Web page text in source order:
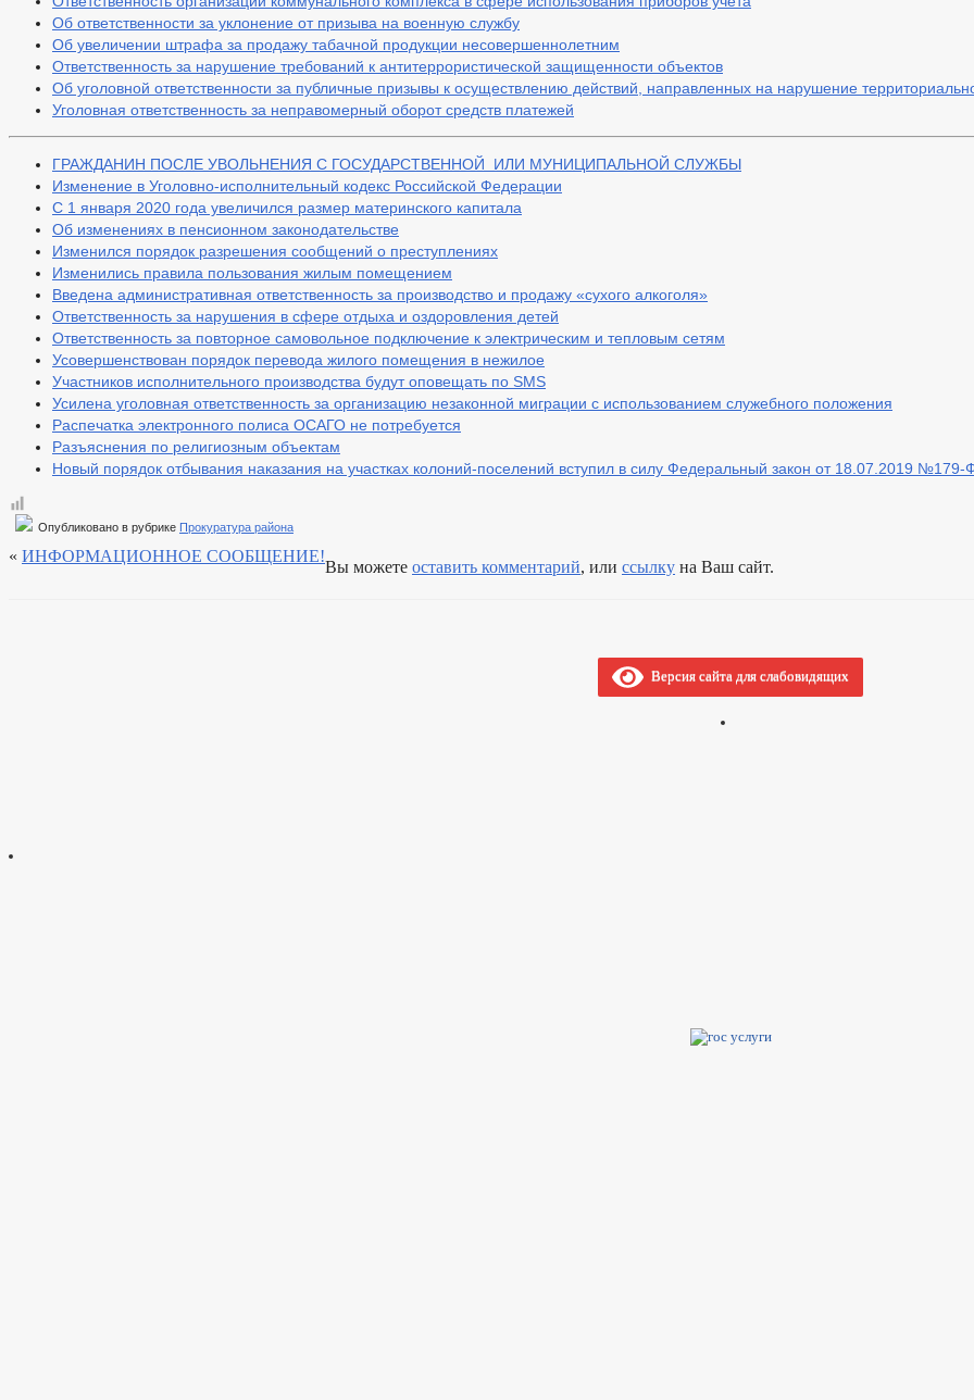
ОТЧЕТ ОБ ИСПОЛНЕНИИ БЮДЖЕТА
_
МУНИЦИПАЛЬНЫЕ УСЛУГИ
МУНИЦИПАЛЬНЫЕ УСЛУГИ НОРМАТИВНО-ПРАВОВЫЕ АКТЫ
ЕДИНЫЙ ПОРТАЛ ГОСУДАРСТВЕННЫХ И МУНИЦИПАЛЬНЫХ УСЛУГ
ПРИЕМ ГРАЖДАН
ОБРАЩЕНИЕ К ГЛАВЕ ИНТЕРНЕТ ПРИЕМНАЯ ГРАФИК ПРИЕМА ГРАЖДАН
ОБЗОРЫ ОБРАЩЕНИЙ
ФОРМА ОБРАЩЕНИЙ И ЗАЯВЛЕНИЙ
ПОРЯДОК РАССМОТРЕНИЯ ОБРАЩЕНИЙ
Об ответственности за уклонение от призыва на военную службу
Об увеличении штрафа за продажу табачной продукции несовершеннолетним
Ответственность за нарушение требований к антитеррористической защищенности объектов
Об уголовной ответственности за публичные призывы к осуществлению действий, направленных на нарушение
Уголовная ответственность за неправомерный оборот средств платежей
ГРАЖДАНИН ПОСЛЕ УВОЛЬНЕНИЯ С ГОСУДАРСТВЕННОЙ ИЛИ МУНИЦИПАЛЬНОЙ СЛУЖБЫ
Изменение в Уголовно-исполнительный кодекс Российской Федерации
С 1 января 2020 года увеличился размер материнского капитала
Об изменениях в пенсионном законодательстве
Изменился порядок разрешения сообщений о преступлениях
Изменились правила пользования жилым помещением
Введена административная ответственность за производство и продажу «сухого алкоголя»
Ответственность за нарушения в сфере отдыха и оздоровления детей
Ответственность за повторное самовольное подключение к электрическим и тепловым сетям
Усовершенствован порядок перевода жилого помещения в нежилое
Участников исполнительного производства будут оповещать по SMS
Усилена уголовная ответственность за организацию незаконной миграции с использованием служебного положения
Распечатка электронного полиса ОСАГО не потребуется
Разъяснения по религиозным объектам
Новый порядок отбывания наказания на участках колоний-поселений вступил в силу Федеральный закон от 18.07.2019 №179-
Опубликовано в рубрике Прокуратура района
« ИНФОРМАЦИОННОЕ СООБЩЕНИЕ!
Вы можете оставить комментарий, или ссылку на Ваш сайт.
Версия сайта для слабовидящих